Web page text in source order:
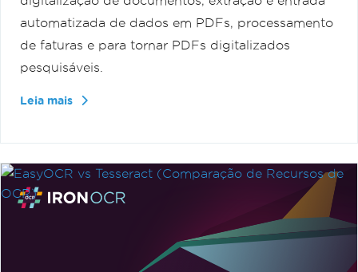
automatizada de dados em PDFs, processamento
de faturas e para tornar PDFs digitalizados
pesquisáveis.
Leia mais